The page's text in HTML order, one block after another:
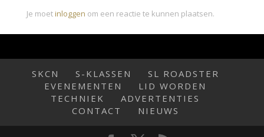
Je moetinloggen om een reactie te kunnen plaatsen.
SKCN S-KLASSEN
SL ROADSTER
EVENEMENTEN
LID WORDEN
TECHNIEK
ADVERTENTIES
CONTACT
NIEUWS